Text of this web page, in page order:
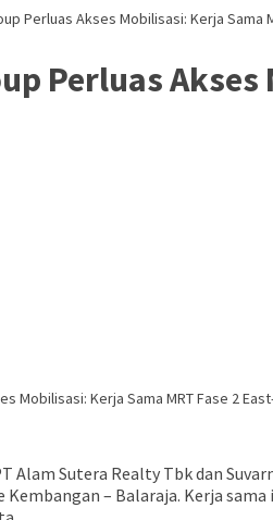
Perluas Akses Mobilisasi: Kerja Sama
Perluas Akses
Mobilisasi: Kerja Sama MRT Fase 2
Alam Sutera Realty Tbk dan
Kembangan – Balaraja. Kerja